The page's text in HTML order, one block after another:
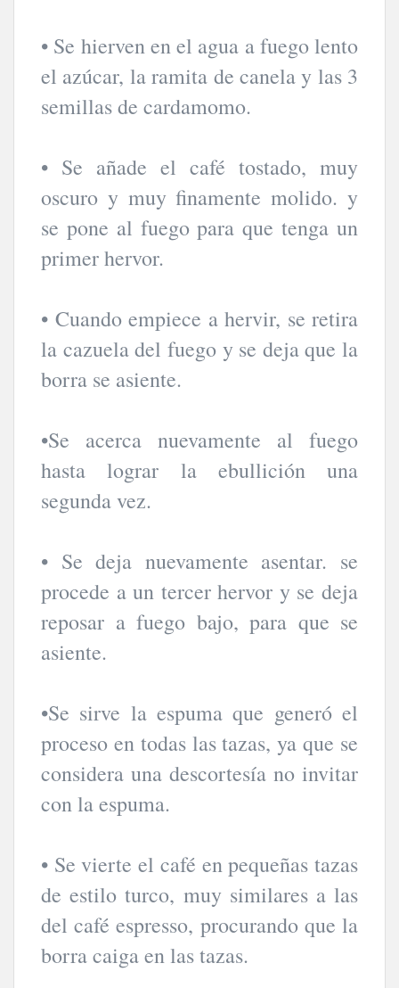
• Se hierven en el agua a fuego lento
el azúcar, la ramita de canela y las 3
semillas de cardamomo.
• Se añade el café tostado, muy
oscuro y muy finamente molido. y
se pone al fuego para que tenga un
primer hervor.
• Cuando empiece a hervir, se retira
la cazuela del fuego y se deja que la
borra se asiente.
•Se acerca nuevamente al fuego
hasta lograr la ebullición una
segunda vez.
• Se deja nuevamente asentar. se
procede a un tercer hervor y se deja
reposar a fuego bajo, para que se
asiente.
•Se sirve la espuma que generó el
proceso en todas las tazas, ya que se
considera una descortesía no invitar
con la espuma.
• Se vierte el café en pequeñas tazas
de estilo turco, muy similares a las
del café espresso, procurando que la
borra caiga en las tazas.